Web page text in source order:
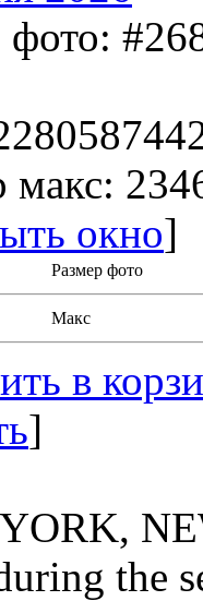
макс:
окно]
Размер фото
Макс
в
]
the